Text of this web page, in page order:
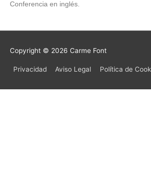
Conferencia en inglés.
Copyright © 2026 Carme Font
Privacidad Aviso Legal Política de